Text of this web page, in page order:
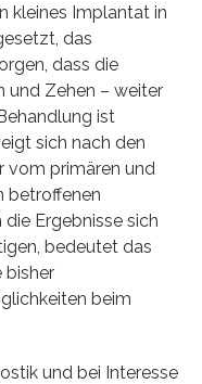
kleines Implantat in
das
dass die
und Zehen – weiter
ist
sich nach den
vom primären und
betroffenen
Ergebnisse sich
bedeutet das
bisher
beim
und bei Interesse